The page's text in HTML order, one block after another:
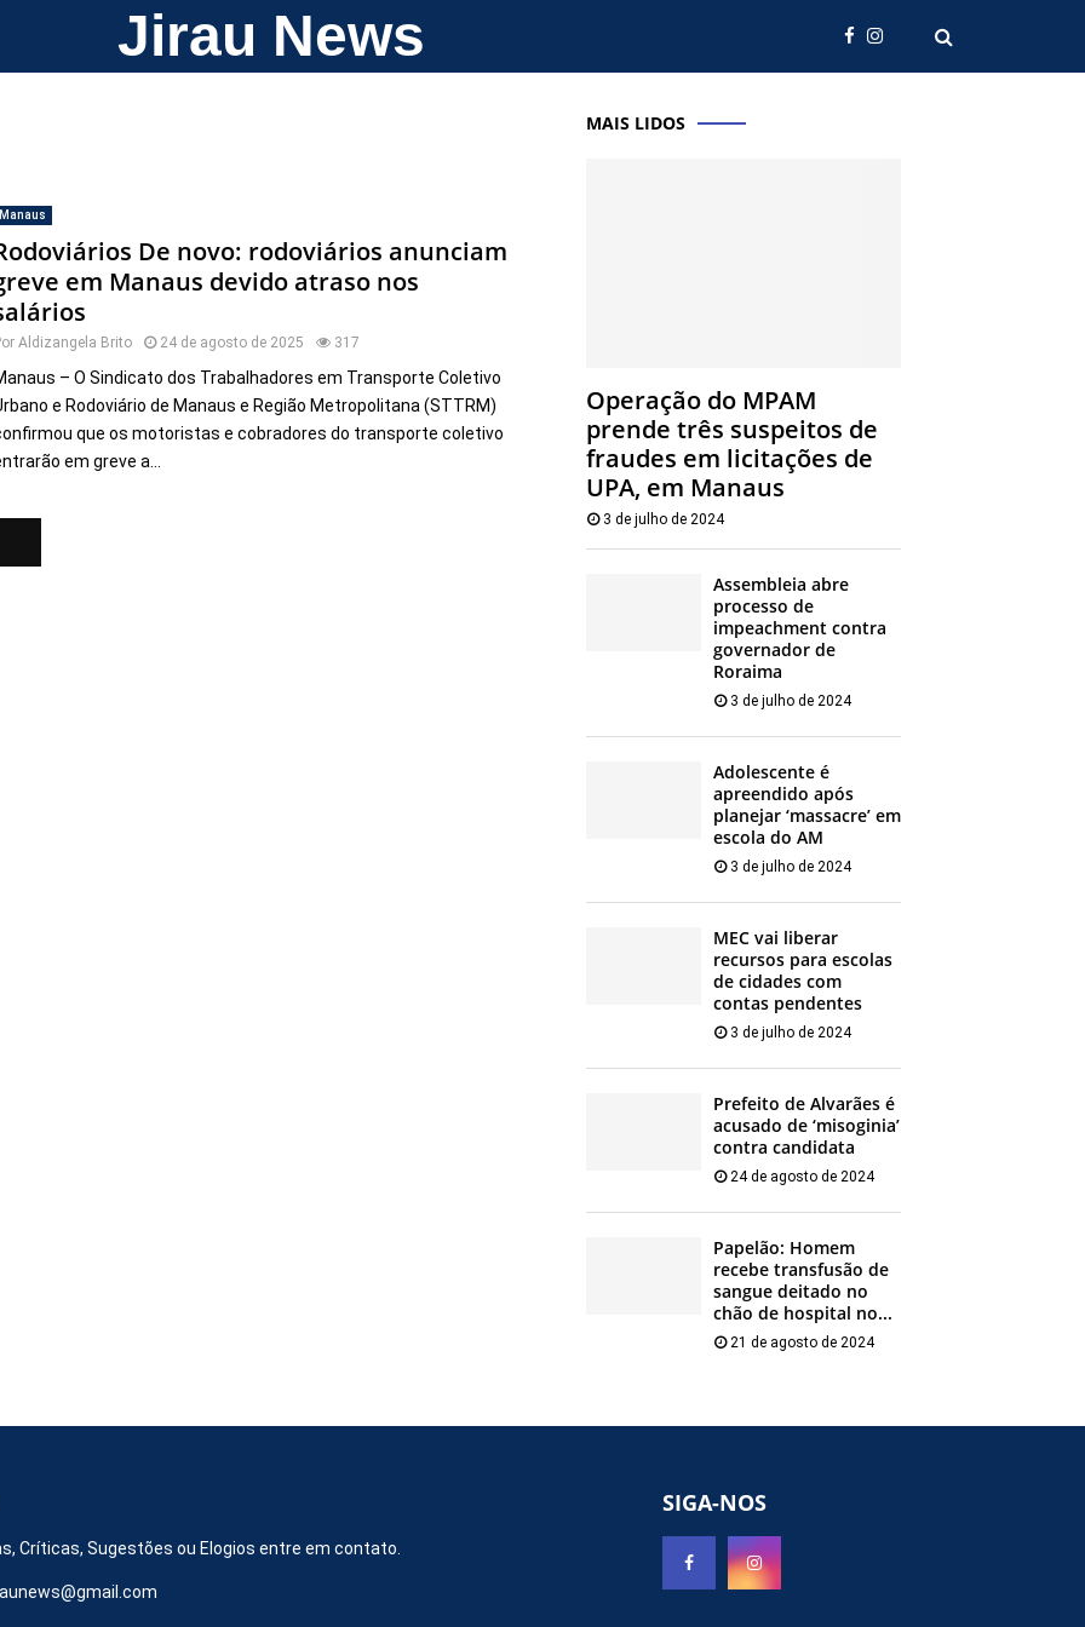
Jirau News
Manaus
De novo: rodoviários anunciam
em Manaus devido atraso nos
Aldizangela Brito 24 de agosto de 2025 317
– O Sindicato dos Trabalhadores em Transporte Coletivo
e Rodoviário de Manaus e Região Metropolitana (STTRM)
que os motoristas e cobradores do transporte coletivo
em greve a...
MAIS LIDOS
Operação do MPAM
prende três suspeitos de
fraudes em licitações de
UPA, em Manaus
3 de julho de 2024
Assembleia abre
processo de
impeachment contra
governador de
Roraima
3 de julho de 2024
Adolescente é
apreendido após
planejar ‘massacre’ em
escola do AM
3 de julho de 2024
MEC vai liberar
recursos para escolas
de cidades com
contas pendentes
3 de julho de 2024
Prefeito de Alvarães é
acusado de ‘misoginia’
contra candidata
24 de agosto de 2024
Papelão: Homem
recebe transfusão de
sangue deitado no
chão de hospital no...
21 de agosto de 2024
Críticas, Sugestões ou Elogios entre em contato.
SIGA-NOS